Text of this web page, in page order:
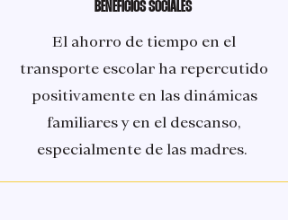
BENEFICIOS SOCIALES
El ahorro de tiempo en el
transporte escolar ha repercutido
positivamente en las dinámicas
familiares y en el descanso,
especialmente de las madres.